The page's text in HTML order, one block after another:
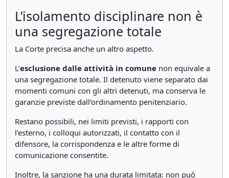
L’isolamento disciplinare non è
una segregazione totale
La Corte precisa anche un altro aspetto.
L’esclusione dalle attività in comune non equivale a
una segregazione totale. Il detenuto viene separato dai
momenti comuni con gli altri detenuti, ma conserva le
garanzie previste dall’ordinamento penitenziario.
Restano possibili, nei limiti previsti, i rapporti con
l’esterno, i colloqui autorizzati, il contatto con il
difensore, la corrispondenza e le altre forme di
comunicazione consentite.
Inoltre, la sanzione ha una durata limitata: non può